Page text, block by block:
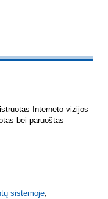
Interneto vizijos
bei paruoštas
sistemoje;